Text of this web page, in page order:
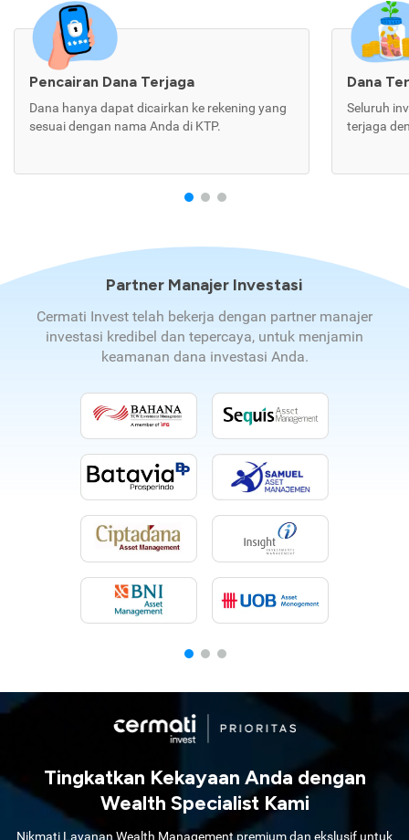
Pencairan Dana Terjaga
Dana hanya dapat dicairkan ke rekening yang
sesuai dengan nama Anda di KTP.
Dana
Seluruh
terjaga
Partner Manajer Investasi
Cermati Invest telah bekerja dengan partner manajer
investasi kredibel dan tepercaya, untuk menjamin
keamanan dana investasi Anda.
Tingkatkan Kekayaan Anda dengan
Wealth Specialist Kami
Nikmati Layanan Wealth Management premium dan ekslusif untuk